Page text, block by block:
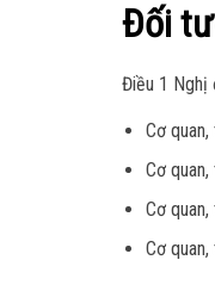
Đối
Điều 1 Nghị
Cơ
Cơ
Cơ
Cơ